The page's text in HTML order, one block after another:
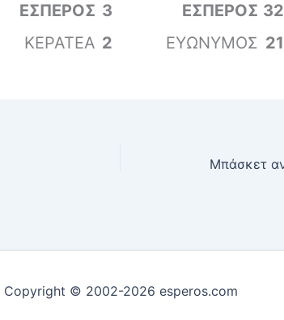
ΕΣΠΕΡΟΣ 3 ΕΣΠΕΡΟΣ 32
ΚΕΡΑΤΕΑ 2 ΕΥΩΝΥΜΟΣ 21
Copyright © 2002-2026 esperos.com